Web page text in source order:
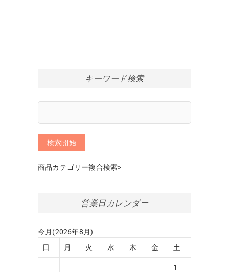
キーワード検索
商品カテゴリー複合検索>
営業日カレンダー
今月(2026年8月)
日
月 火 水 木 金 土
1